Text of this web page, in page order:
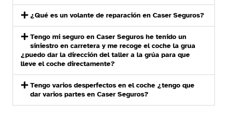
¿Qué es un volante de reparación en Caser Seguros?
Tengo mi seguro en Caser Seguros he tenido un
siniestro en carretera y me recoge el coche la grua
¿puedo dar la dirección del taller a la grúa para que
lleve el coche directamente?
Tengo varios desperfectos en el coche ¿tengo que
dar varios partes en Caser Seguros?